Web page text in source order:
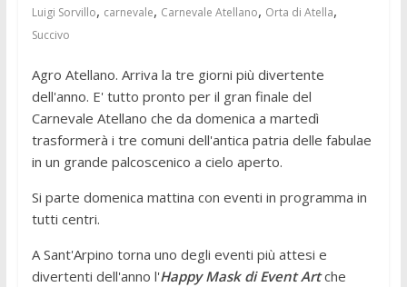
Luigi Sorvillo, carnevale, Carnevale Atellano, Orta di Atella,
Succivo
Agro Atellano. Arriva la tre giorni più divertente
dell'anno. E' tutto pronto per il gran finale del
Carnevale Atellano che da domenica a martedì
trasformerà i tre comuni dell'antica patria delle fabulae
in un grande palcoscenico a cielo aperto.
Si parte domenica mattina con eventi in programma in
tutti centri.
A Sant'Arpino torna uno degli eventi più attesi e
divertenti dell'anno l'Happy Mask di Event Artche